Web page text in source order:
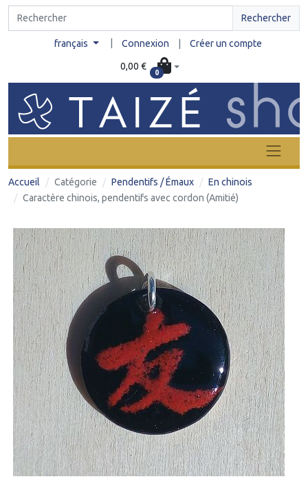
Rechercher
français Connexion Créer un compte
0,00 €
0
Accueil Catégorie Pendentifs / Émaux
En chinois
Caractère chinois, pendentifs avec cordon (Amitié)